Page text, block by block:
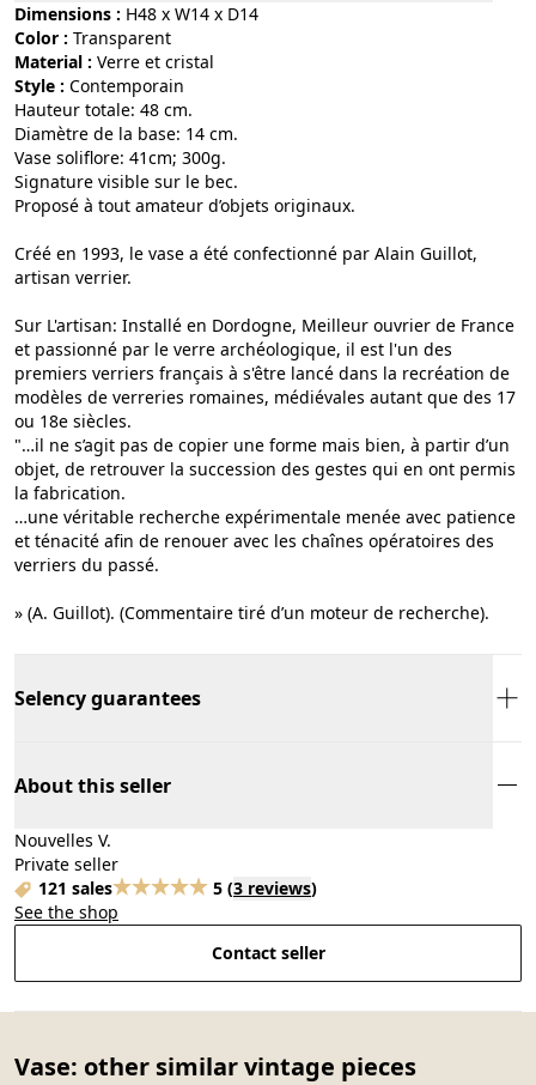
Dimensions : H48 x W14 x D14
Color :
transparent
Material :
verre et cristal
Style :
contemporain
Hauteur totale: 48 cm.
Diamètre de la base: 14 cm.
Vase soliflore: 41cm; 300g.
Signature visible sur le bec.
Proposé à tout amateur d’objets originaux.
Créé en 1993, le vase a été confectionné par Alain Guillot,
artisan verrier.
Sur L'artisan: Installé en Dordogne, Meilleur ouvrier de France
et passionné par le verre archéologique, il est l'un des
premiers verriers français à s'être lancé dans la recréation de
modèles de verreries romaines, médiévales autant que des 17
ou 18e siècles.
"…il ne s’agit pas de copier une forme mais bien, à partir d’un
objet, de retrouver la succession des gestes qui en ont permis
la fabrication.
…une véritable recherche expérimentale menée avec patience
et ténacité afin de renouer avec les chaînes opératoires des
verriers du passé.
» (A. Guillot). (Commentaire tiré d’un moteur de recherche).
Selency guarantees
About this seller
Nouvelles V.
Private seller
121 sales
5 (3 reviews)
See the shop
Contact seller
Vase: other similar vintage pieces